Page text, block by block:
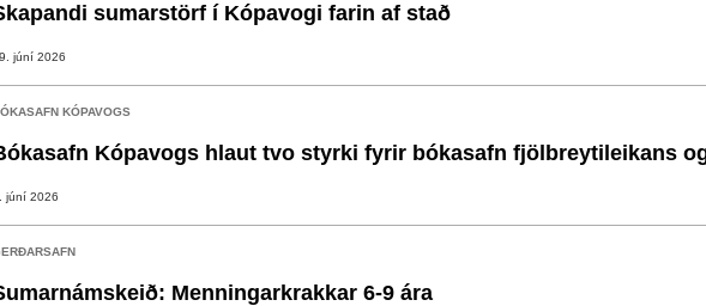
sumarstörf í Kópavogi farin af stað
júní 2026
KÓPAVOGS
Kópavogs hlaut tvo styrki fyrir bókasafn fjölbreytileikans
júní 2026
Menningarkrakkar 6-9 ára